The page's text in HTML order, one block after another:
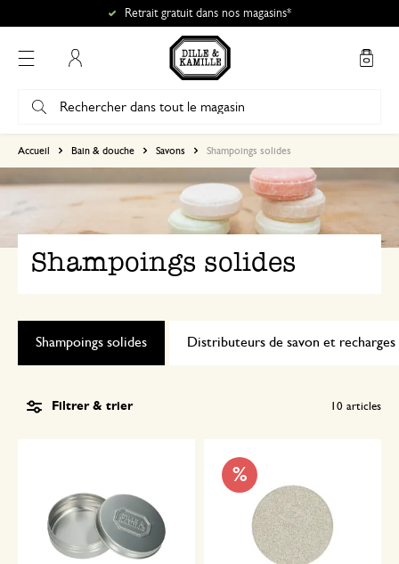
Retrait gratuit dans nos magasins*
Accueil Bain & douche Savons Shampoings solides
Shampoings solides
Distributeurs de savon et recharges
Shampoings solides
Filtrer & trier 10 articles
%